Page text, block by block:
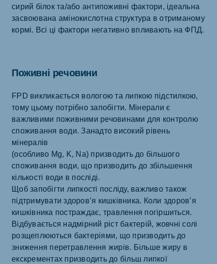
сирий білок та/або антипоживні фактори, ідеальна
засвоювана амінокислотна структура в отриманому
кормі. Всі ці фактори негативно впливають на ФПД.
Поживні речовини
FPD викликається вологою та липкою підстилкою,
тому цьому потрібно запобігти. Мінерали є
важливими поживними речовинами для контролю
споживання води. Занадто високий рівень
мінералів
(особливо Mg, K, Na) призводить до більшого
споживання води, що призводить до збільшення
кількості води в посліді.
Щоб запобігти липкості посліду, важливо також
підтримувати здоров’я кишківника. Коли здоров’я
кишківника постраждає, травлення погіршиться.
Відбувається надмірний ріст бактерій, жовчні солі
розщеплюються бактеріями, що призводить до
зниження перетравлення жирів. Більше жиру в
екскрементах призводить до більш липкої